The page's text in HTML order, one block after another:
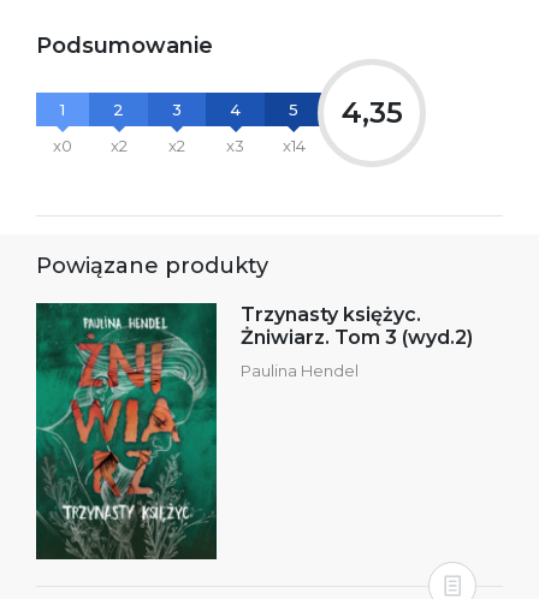
Podsumowanie
1
x0
2
x2
3
x2
4
x3
5
x14
4,35
Powiązane produkty
Trzynasty księżyc.
Żniwiarz. Tom 3 (wyd.2)
Paulina Hendel